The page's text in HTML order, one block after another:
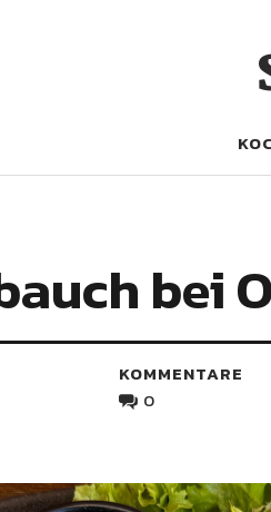
bei
KOMMENTARE
0